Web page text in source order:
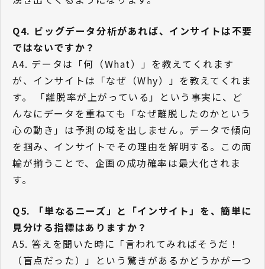
Q4. ビッグデータ分析があれば、インサイトは不要
ではないですか？
A4. データは「何（What）」を教えてくれます
が、インサイトは「なぜ（Why）」を教えてくれま
す。 「離脱率が上がっている」という事実に、ど
んなにデータを重ねても「なぜ離脱したのかという
心の動き」は予測の域を出しません。データで傾向
を掴み、インサイトでその理由を解明する。この両
輪が揃うことで、企画の成功確率は最大化されま
す。
Q5. 「単なるニーズ」と「インサイト」を、簡単に
見分ける指標はありますか？
A5. 答えを聞いた時に「言われてみればそうだ！
（盲点だった）」という驚きがあるかどうかが一つ